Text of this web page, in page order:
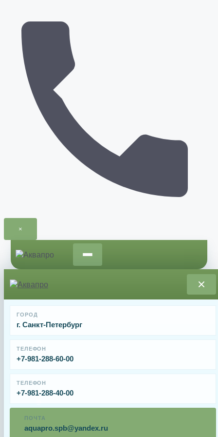
×
содержимому
ГОРОД
г. Санкт-Петербург
ТЕЛЕФОН
+7-981-288-60-00
ТЕЛЕФОН
+7-981-288-40-00
ПОЧТА
aquapro.spb@yandex.ru
провода AquaViva 2 pin
От323₽